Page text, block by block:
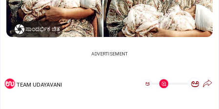
ಸಾಂದರ್ಭಿಕ ಚಿತ್ರ
ADVERTISEMENT
TEAM UDAYAVANI ಅ ಅ